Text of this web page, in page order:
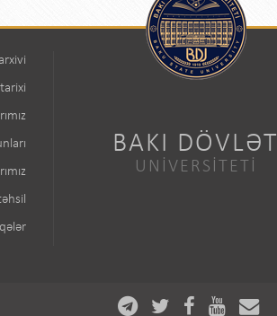
BAKI DÖVLƏT
UNİVERSİTETİ